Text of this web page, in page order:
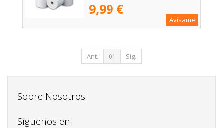
9,99 €
Avísame
Ant. 01 Sig.
Sobre Nosotros
Síguenos en: